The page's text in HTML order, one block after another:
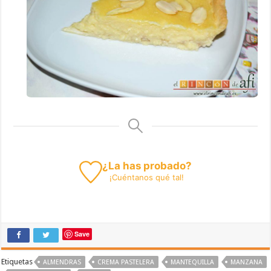
¿La has probado?
¡Cuéntanos qué tal!
Save
Etiquetas ALMENDRAS CREMA PASTELERA MANTEQUILLA
MANZANA